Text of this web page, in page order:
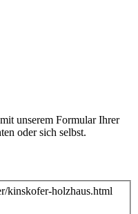
unserem Formular Ihrer
oder sich selbst.
kinskofer-holzhaus.html